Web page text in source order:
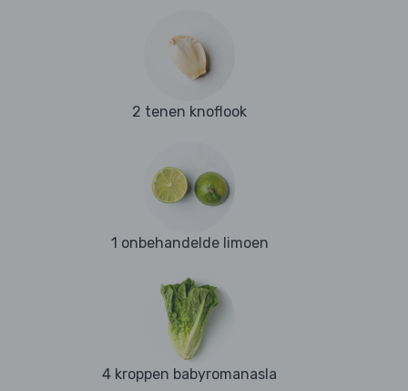
2 tenen knoflook
1 onbehandelde limoen
4 kroppen babyromanasla